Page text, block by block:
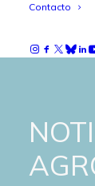
Contacto